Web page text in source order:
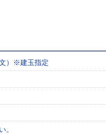
）※建玉指定
。